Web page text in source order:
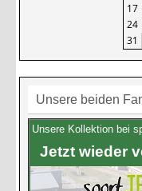
17
24
31
Unsere beiden
Unsere Kollektion bei
Jetzt wieder